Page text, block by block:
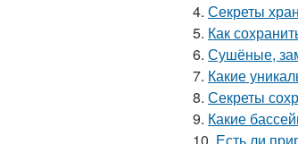
4. Секреты
5. Как
6. Сушёные,
7. Какие
8. Секреты
9. Какие